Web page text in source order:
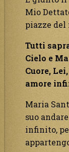
Mio
piazze del
Tutti
Cielo e
Cuore,
amore
Maria
suo
infinito,